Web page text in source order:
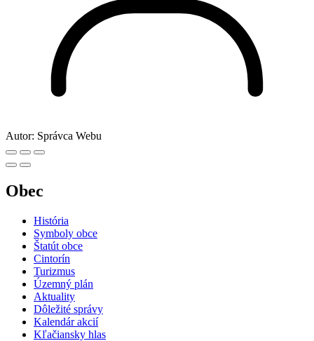
Autor: Správca Webu
Obec
História
Symboly obce
Štatút obce
Cintorín
Turizmus
Územný plán
Aktuality
Dôležité správy
Kalendár akcií
Kľačiansky hlas